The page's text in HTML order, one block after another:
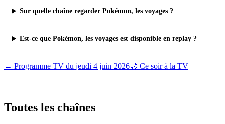
Sur quelle chaîne regarder Pokémon, les voyages ?
Est-ce que Pokémon, les voyages est disponible en replay ?
← Programme TV du jeudi 4 juin 2026🌙 Ce soir à la TV
Toutes les chaînes